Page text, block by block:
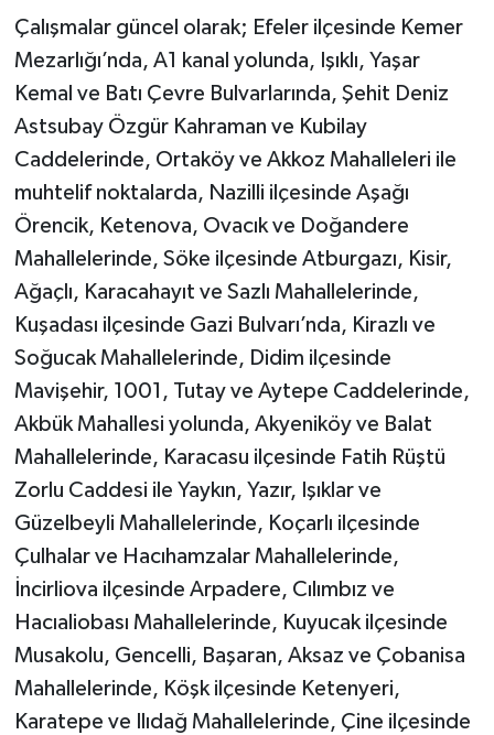
Çalışmalar güncel olarak; Efeler ilçesinde Kemer
Mezarlığı’nda, A1 kanal yolunda, Işıklı, Yaşar
Kemal ve Batı Çevre Bulvarlarında, Şehit Deniz
Astsubay Özgür Kahraman ve Kubilay
Caddelerinde, Ortaköy ve Akkoz Mahalleleri ile
muhtelif noktalarda, Nazilli ilçesinde Aşağı
Örencik, Ketenova, Ovacık ve Doğandere
Mahallelerinde, Söke ilçesinde Atburgazı, Kisir,
Ağaçlı, Karacahayıt ve Sazlı Mahallelerinde,
Kuşadası ilçesinde Gazi Bulvarı’nda, Kirazlı ve
Soğucak Mahallelerinde, Didim ilçesinde
Mavişehir, 1001, Tutay ve Aytepe Caddelerinde,
Akbük Mahallesi yolunda, Akyeniköy ve Balat
Mahallelerinde, Karacasu ilçesinde Fatih Rüştü
Zorlu Caddesi ile Yaykın, Yazır, Işıklar ve
Güzelbeyli Mahallelerinde, Koçarlı ilçesinde
Çulhalar ve Hacıhamzalar Mahallelerinde,
İncirliova ilçesinde Arpadere, Cılımbız ve
Hacıaliobası Mahallelerinde, Kuyucak ilçesinde
Musakolu, Gencelli, Başaran, Aksaz ve Çobanisa
Mahallelerinde, Köşk ilçesinde Ketenyeri,
Karatepe ve Ilıdağ Mahallelerinde, Çine ilçesinde